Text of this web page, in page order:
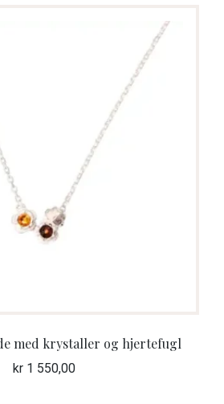
med krystaller og hjertefugl
kr 1 550,00